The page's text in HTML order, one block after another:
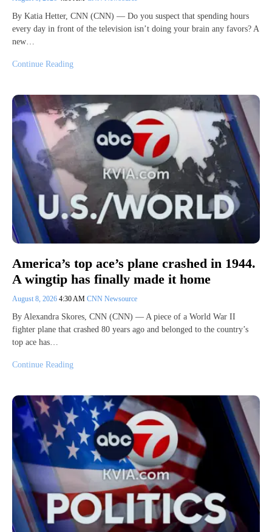
By Katia Hetter, CNN (CNN) — Do you suspect that spending hours
every day in front of the television isn’t doing your brain any favors? A
new…
Continue Reading
America’s top ace’s plane crashed in 1944.
A wingtip has finally made it home
August 8, 2026 4:30 AM CNN Newsource
By Alexandra Skores, CNN (CNN) — A piece of a World War II
fighter plane that crashed 80 years ago and belonged to the country’s
top ace has…
Continue Reading